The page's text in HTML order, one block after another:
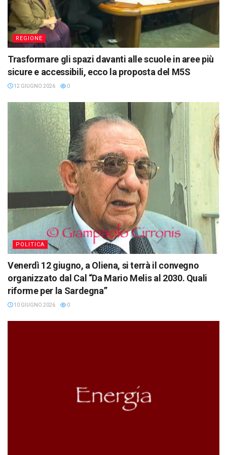
REGIONE
Trasformare gli spazi davanti alle scuole in aree più
sicure e accessibili, ecco la proposta del M5S
12 GIUGNO 2026 0
POLITICA
Venerdì 12 giugno, a Oliena, si terrà il convegno
organizzato dal Cal “Da Mario Melis al 2030. Quali
riforme per la Sardegna”
10 GIUGNO 2026 0